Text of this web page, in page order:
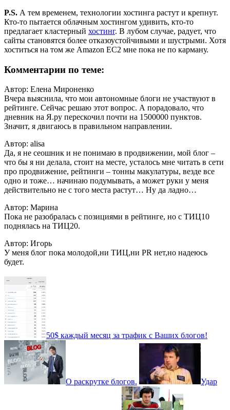
P.S. А тем временем, технологии хостинга растут и крепнут.
Кто-то пытается облачным хостингом удивить, кто-то
предлагает кластерный хостинг. В лубом случае, радует, что
сайты становятся более отказоустойчивыми и шустрыми. Хотя
хоститься на том же Amazon EC2 мне пока не по карману.
Комментарии по теме:
Автор: Елена Мироненко
Вчера выяснила, что мои автономные блоги не участвуют в
рейтинге. Сейчас решаю этот вопрос. А порадовало, что
дневник на Я.ру перескочил почти на 1500000 пунктов.
Значит, я двигаюсь в правильном направлении.
Автор: alisa
Да, я не сеошник и не понимаю в продвижении, мой блог –
что бы я ни делала, стоит на месте, усталось мне читать в сети
про продвижение, рейтинги – тонны макулатуры, везде все
одно и тоже… начинаю подумывать, а может руки у меня
действительно не с того места растут… Ну да ладно…
Автор: Марина
Пока не разобралась с позициями в рейтинге, но с ТИЦ10
поднялась на ТИЦ20.
Автор: Игорь
У меня блог пока молодой,ни ТИЦ,ни РR нет,но надеюсь
будет.
50$ каждый месяц за трафик с Ваших блогов!
О раскрутке блогов. Удар